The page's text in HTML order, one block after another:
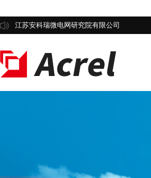
江苏安科瑞微电网研究院有限公司